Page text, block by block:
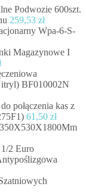
Podwozie 600szt.
259,53 zł
Wpa-6-S-
Magazynowe I
BF010002N
połączenia kas z
61,50 zł
2 Euro